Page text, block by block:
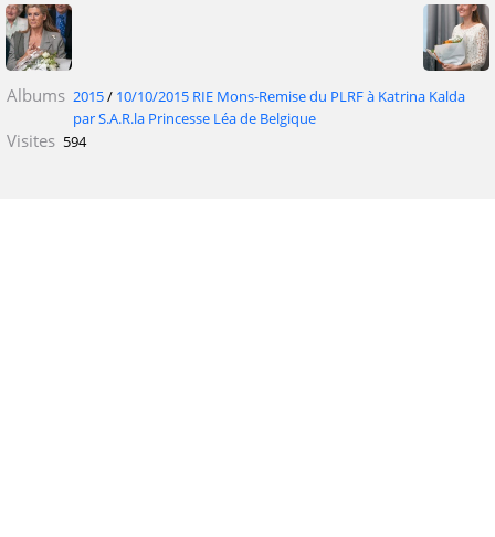
Albums 2015/ 10/10/2015 RIE Mons-Remise du PLRF à Katrina Kalda
par S.A.R.la Princesse Léa de Belgique
Visites 594